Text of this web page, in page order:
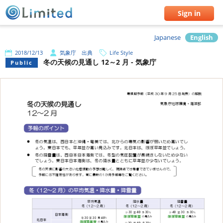
Sign in
Japanese English
2018/12/13 気象庁 出典
Life Style
Public
冬の天候の見通し 12～2 月 - 気象庁